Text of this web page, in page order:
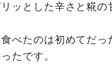
ッとした辛さと糀の
べたのは初めてだっ
たです。